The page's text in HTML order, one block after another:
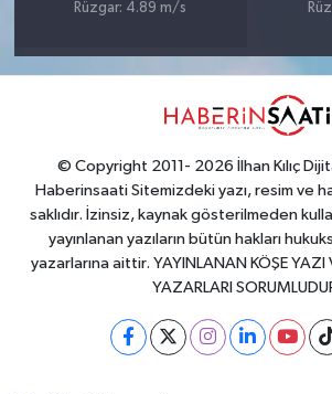
Rüzgar: 4.89 m/s
© Copyright 2011- 2026 İlhan Kılıç
Haberinsaati Sitemizdeki yazı, resim ve
saklıdır. İzinsiz, kaynak gösterilmeden
yayınlanan yazıların bütün hakları
yazarlarına aittir. YAYINLANAN KÖŞE YAZI
YAZARLARI